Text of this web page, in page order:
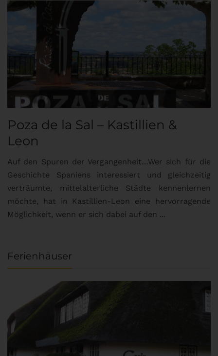
Poza de la Sal – Kastillien &
Leon
Auf den Spuren der Vergangenheit…Wer sich für die
Geschichte Spaniens interessiert und gleichzeitig
verträumte, mittelalterliche Städte kennenlernen
möchte, hat in Kastillien-Leon eine hervorragende
Möglichkeit, wenn er sich dabei auf den ...
Ferienhäuser